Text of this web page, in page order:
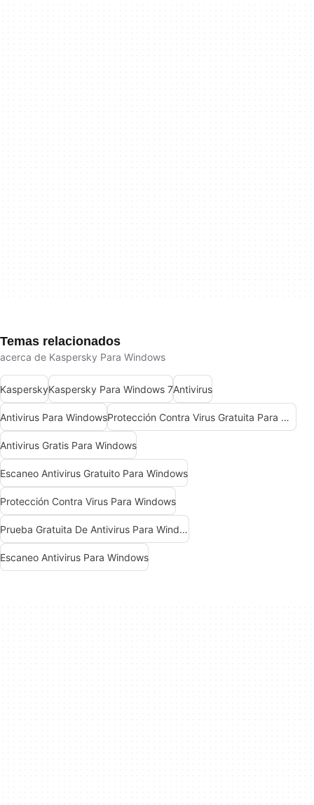
Temas relacionados
acerca de Kaspersky Para Windows
KasperskyKaspersky Para Windows 7Antivirus
Antivirus Para Windows Protección Contra Virus Gratuita Para Windows
Antivirus Gratis Para Windows
Escaneo Antivirus Gratuito Para Windows
Protección Contra Virus Para Windows
Prueba Gratuita De Antivirus Para Windows
Escaneo Antivirus Para Windows